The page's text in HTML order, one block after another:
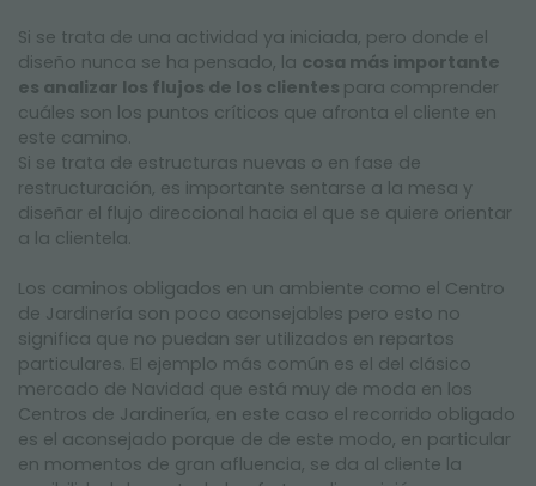
Si se trata de una actividad ya iniciada, pero donde el
diseño nunca se ha pensado, la cosa más importante
es analizar los flujos de los clientes para comprender
cuáles son los puntos críticos que afronta el cliente en
este camino.
Si se trata de estructuras nuevas o en fase de
restructuración, es importante sentarse a la mesa y
diseñar el flujo direccional hacia el que se quiere orientar
a la clientela.
Los caminos obligados en un ambiente como el Centro
de Jardinería son poco aconsejables pero esto no
significa que no puedan ser utilizados en repartos
particulares. El ejemplo más común es el del clásico
mercado de Navidad que está muy de moda en los
Centros de Jardinería, en este caso el recorrido obligado
es el aconsejado porque de de este modo, en particular
en momentos de gran afluencia, se da al cliente la